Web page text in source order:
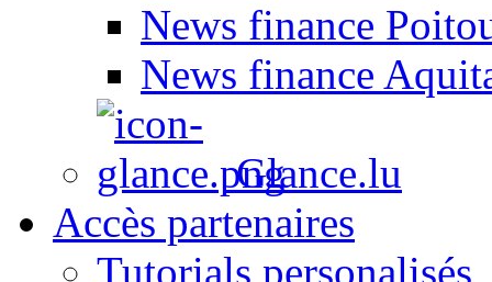
News finance
News finance
Glance.lu
Accès partenaires
Tutorials personalisés